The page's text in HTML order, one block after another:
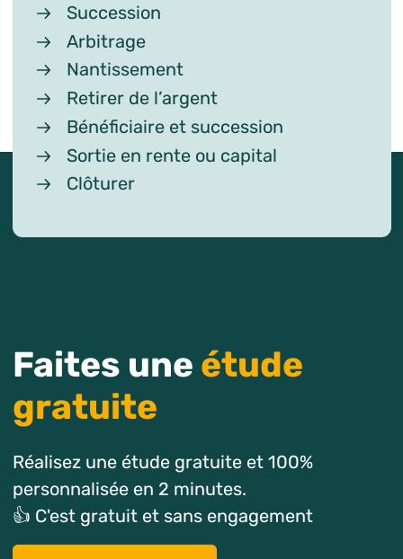
Succession
Arbitrage
Nantissement
Retirer de l’argent
Bénéficiaire et succession
Sortie en rente ou capital
Clôturer
Faites une étude
gratuite
Réalisez une étude gratuite et 100%
personnalisée en 2 minutes.
👍 C'est gratuit et sans engagement